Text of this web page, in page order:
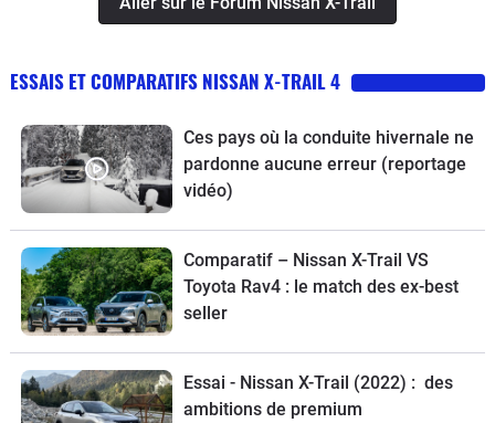
ESSAIS ET COMPARATIFS NISSAN X-TRAIL 4
Ces pays où la conduite hivernale ne
pardonne aucune erreur (reportage
vidéo)
Comparatif – Nissan X-Trail VS
Toyota Rav4 : le match des ex-best
seller
Essai - Nissan X-Trail (2022) : des
ambitions de premium